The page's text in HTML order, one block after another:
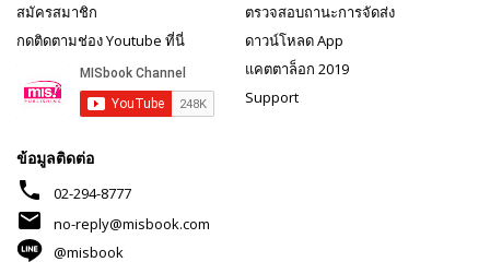
สมัครสมาชิก
กดติดตามช่อง Youtube ที่นี่
ตรวจสอบถานะการจัดส่ง
ดาวน์โหลด App
แคตตาล็อก 2019
Support
ข้อมูลติดต่อ
phone 02-294-8777
mail
no-reply@misbook.com
@misbook